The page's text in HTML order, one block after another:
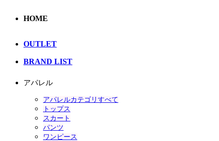
HOME
OUTLET
BRAND LIST
アパレル
アパレルカテゴリすべて
トップス
スカート
パンツ
ワンピース